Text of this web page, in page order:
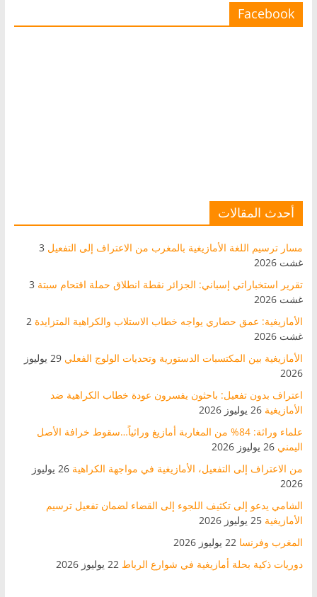
Facebook
أحدث المقالات
مسار ترسيم اللغة الأمازيغية بالمغرب من الاعتراف إلى التفعيل 3
غشت 2026
تقرير استخباراتي إسباني: الجزائر نقطة انطلاق حملة اقتحام سبتة 3
غشت 2026
الأمازيغية: عمق حضاري يواجه خطاب الاستلاب والكراهية المتزايدة 2
غشت 2026
الأمازيغية بين المكتسبات الدستورية وتحديات الولوج الفعلي
29 يوليوز
2026
اعتراف بدون تفعيل: باحثون يفسرون عودة خطاب الكراهية ضد
الأمازيغية 26 يوليوز 2026
علماء وراثة: 84% من المغاربة أمازيغ وراثياً…سقوط خرافة الأصل
اليمني 26 يوليوز 2026
من الاعتراف إلى التفعيل، الأمازيغية في مواجهة الكراهية
26 يوليوز
2026
الشامي يدعو إلى تكثيف اللجوء إلى القضاء لضمان تفعيل ترسيم
الأمازيغية 25 يوليوز 2026
المغرب وفرنسا 22 يوليوز 2026
دوريات ذكية بحلة أمازيغية في شوارع الرباط 22 يوليوز 2026